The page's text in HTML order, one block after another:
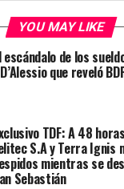
YOU MAY LIKE
escándalo de los
que reveló
TDF: A 48
S.A y Terra Ignis
mientras se
Sebastián